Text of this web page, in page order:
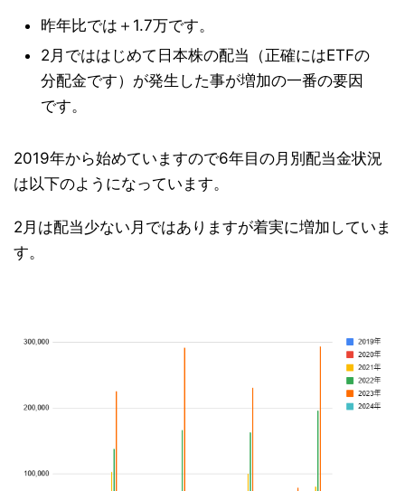
昨年比では＋1.7万です。
2月でははじめて日本株の配当（正確にはETFの
分配金です）が発生した事が増加の一番の要因
です。
2019年から始めていますので6年目の月別配当金状況
は以下のようになっています。
2月は配当少ない月ではありますが着実に増加していま
す。